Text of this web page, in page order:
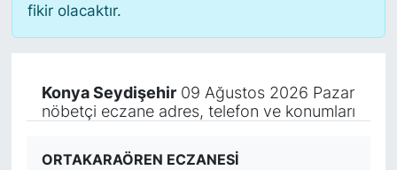
fikir olacaktır.
Konya Seydişehir09 Ağustos 2026 Pazar
nöbetçi eczane adres, telefon ve konumları
ORTAKARAÖREN ECZANESİ